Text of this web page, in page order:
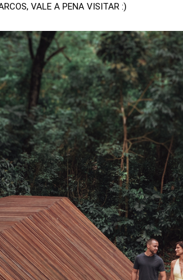
VALE A PENA VISITAR :)